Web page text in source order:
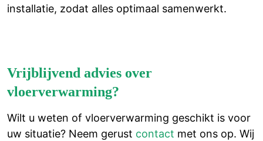
installatie, zodat alles optimaal samenwerkt.
Vrijblijvend advies over
vloerverwarming?
Wilt u weten of vloerverwarming geschikt is voor
uw situatie? Neem gerust contact met ons op. Wij